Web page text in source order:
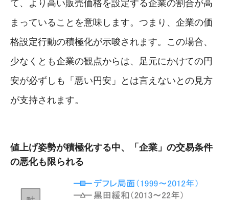
て、より高い販売価格を設定する企業の割合が高
まっていることを意味します。つまり、企業の価
格設定行動の積極化が示唆されます。この場合、
少なくとも企業の観点からは、足元にかけての円
安が必ずしも「悪い円安」とは言えないとの見方
が支持されます。
値上げ姿勢が積極化する中、「企業」の交易条件
の悪化も限られる